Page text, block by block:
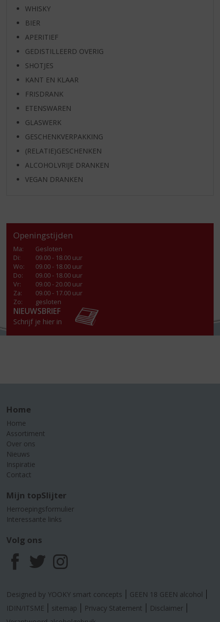
WHISKY
BIER
APERITIEF
GEDISTILLEERD OVERIG
SHOTJES
KANT EN KLAAR
FRISDRANK
ETENSWAREN
GLASWERK
GESCHENKVERPAKKING
(RELATIE)GESCHENKEN
ALCOHOLVRIJE DRANKEN
VEGAN DRANKEN
Openingstijden
Ma:
Gesloten
Di:
09.00 - 18.00 uur
Wo:
09.00 - 18.00 uur
Do:
09.00 - 18.00 uur
Vr:
09.00 - 20.00 uur
Za:
09.00 - 17.00 uur
Zo:
gesloten
NIEUWSBRIEF
Schrijf je hier in
Home
Home
Assortiment
Over ons
Nieuws
Inspiratie
Contact
Mijn topSlijter
Herroepingsformulier
Interessante links
Volg ons
F
a
c
T
w
i
I
n
s
Designed by YOOKY smart concepts
GEEN 18 GEEN alcohol
IDIN/ITSME
sitemap Privacy Statement
Disclaimer